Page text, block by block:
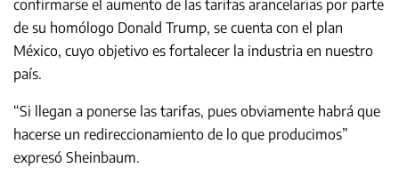
confirmarse el aumento de las tarifas arancelarias por parte
de su homólogo Donald Trump, se cuenta con el plan
México, cuyo objetivo es fortalecer la industria en nuestro
país.
“Si llegan a ponerse las tarifas, pues obviamente habrá que
hacerse un redireccionamiento de lo que producimos”
expresó Sheinbaum.